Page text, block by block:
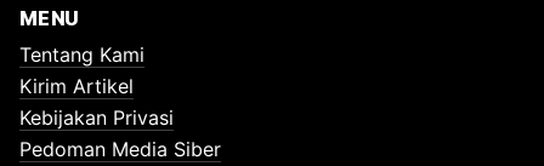
MENU
Tentang Kami
Kirim Artikel
Kebijakan Privasi
Pedoman Media Siber